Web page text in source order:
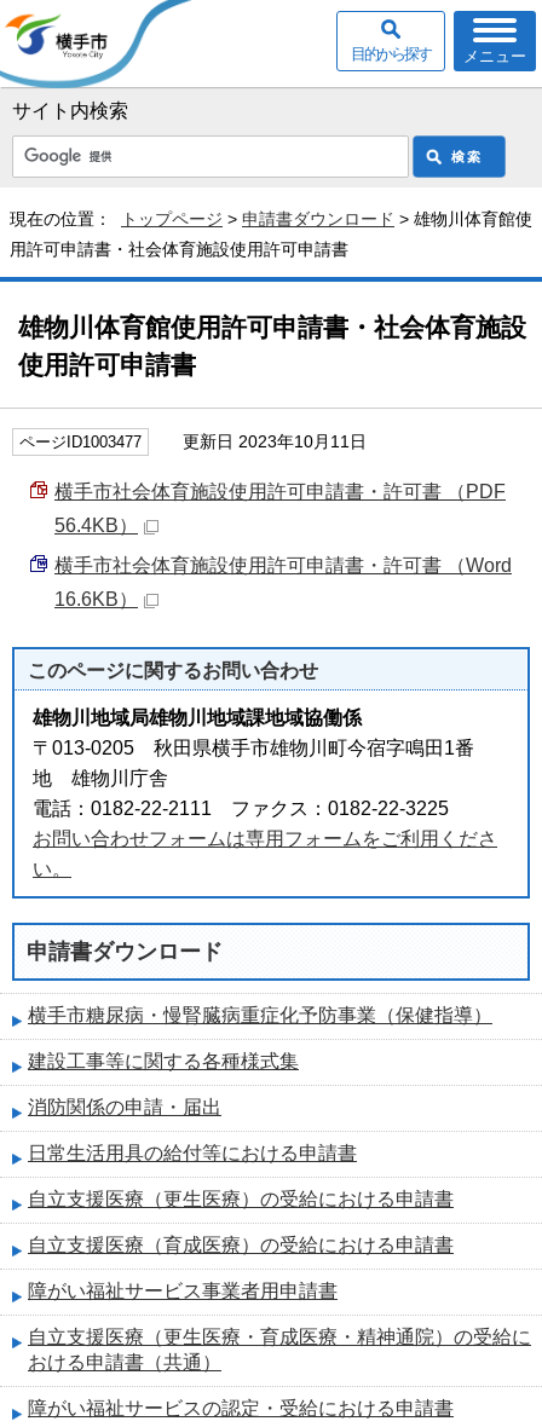
サイト内検索
メニュー
目的から探す
現在の位置： トップページ > 申請書ダウンロード > 雄物川体育館使
用許可申請書・社会体育施設使用許可申請書
雄物川体育館使用許可申請書・社会体育施設
使用許可申請書
ページID1003477 更新日 2023年10月11日
横手市社会体育施設使用許可申請書・許可書 （PDF
56.4KB）
横手市社会体育施設使用許可申請書・許可書 （Word
16.6KB）
このページに関するお問い合わせ
雄物川地域局雄物川地域課地域協働係
〒013-0205 秋田県横手市雄物川町今宿字鳴田1番
地 雄物川庁舎
電話：0182-22-2111 ファクス：0182-22-3225
お問い合わせフォームは専用フォームをご利用くださ
い。
申請書ダウンロード
横手市糖尿病・慢腎臓病重症化予防事業（保健指導）
建設工事等に関する各種様式集
消防関係の申請・届出
日常生活用具の給付等における申請書
自立支援医療（更生医療）の受給における申請書
自立支援医療（育成医療）の受給における申請書
障がい福祉サービス事業者用申請書
自立支援医療（更生医療・育成医療・精神通院）の受給に
おける申請書（共通）
障がい福祉サービスの認定・受給における申請書